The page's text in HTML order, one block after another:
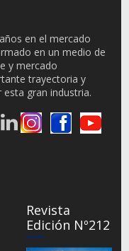
en el mercado
en un medio de
y mercado
trayectoria y
gran industria.
Revista
Edición Nº212